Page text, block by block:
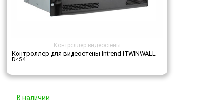
Контроллер видеостены
Контроллер для видеостены Intrend ITWINWALL-
D4S4
В наличии